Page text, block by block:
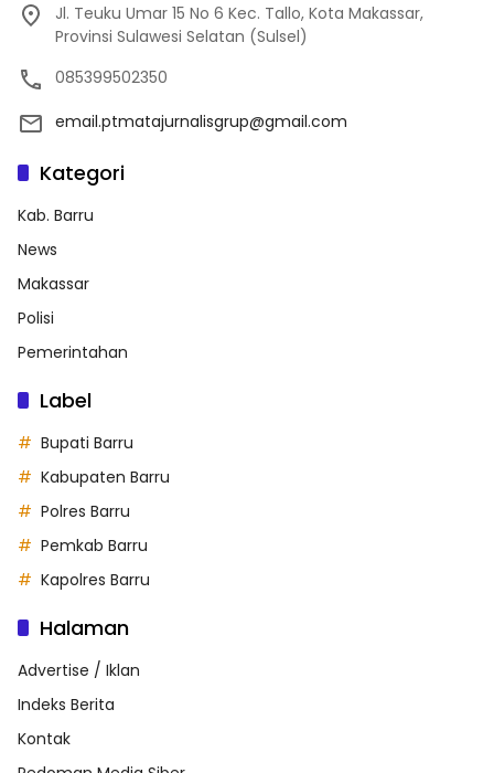
Jl. Teuku Umar 15 No 6 Kec. Tallo, Kota Makassar,
Provinsi Sulawesi Selatan (Sulsel)
085399502350
email.ptmatajurnalisgrup@gmail.com
Kategori
Kab. Barru
News
Makassar
Polisi
Pemerintahan
Label
Bupati Barru
Kabupaten Barru
Polres Barru
Pemkab Barru
Kapolres Barru
Halaman
Advertise / Iklan
Indeks Berita
Kontak